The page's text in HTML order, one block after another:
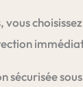
sécurisée